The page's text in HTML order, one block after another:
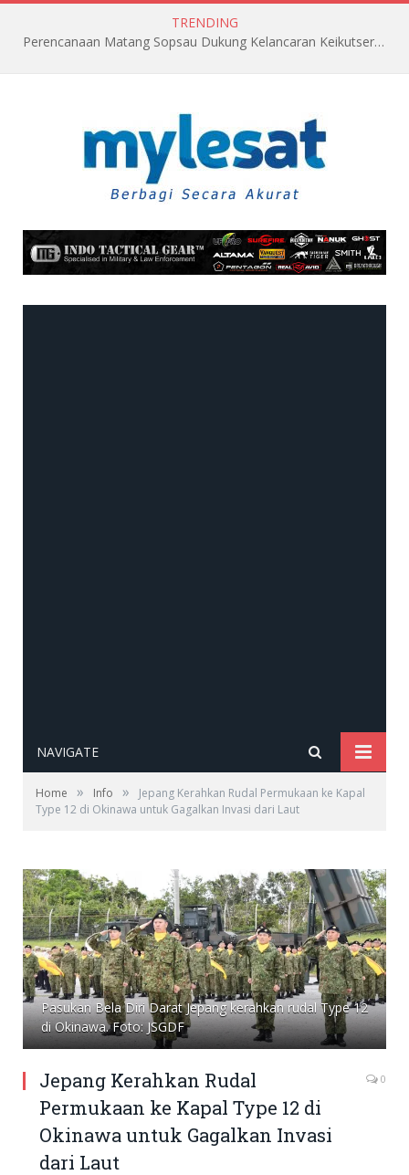
TRENDING
Perencanaan Matang Sopsau Dukung Kelancaran Keikutsertaan TNI AU di Pitch Black 2026
NAVIGATE
Home » Info »
Jepang Kerahkan Rudal Permukaan ke Kapal
Type 12 di Okinawa untuk Gagalkan Invasi dari Laut
Pasukan Bela Diri Darat Jepang kerahkan rudal Type 12
di Okinawa. Foto: JSGDF
Jepang Kerahkan Rudal
Permukaan ke Kapal Type 12 di
Okinawa untuk Gagalkan Invasi
dari Laut
0